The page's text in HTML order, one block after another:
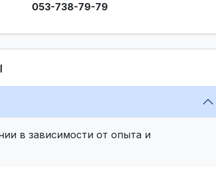
053-738-79-79
в зависимости от опыта и